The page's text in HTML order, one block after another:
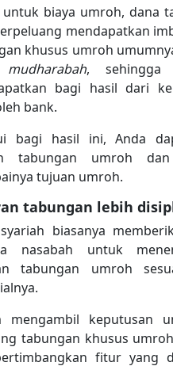
untuk biaya umroh, dana
mendapatkan
khusus umroh
mudharabah, sehingga
bagi hasil dari
bank.
bagi hasil ini, Anda
tabungan umroh dan
tujuan umroh.
tabungan lebih
biasanya
nasabah untuk
tabungan umroh
mengambil keputusan
tabungan khusus
fitur yang